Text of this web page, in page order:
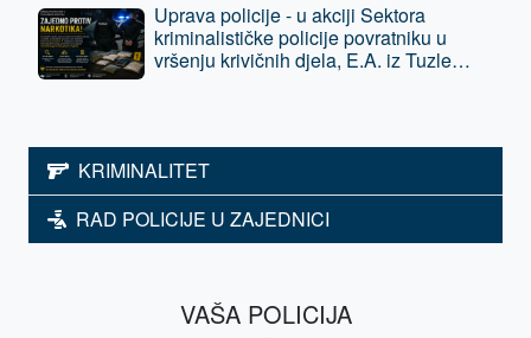
Uprava policije - u akciji Sektora
kriminalističke policije povratniku u
vršenju krivičnih djela, E.A. iz Tuzle
KRIMINALITET
RAD POLICIJE U ZAJEDNICI
VAŠA POLICIJA